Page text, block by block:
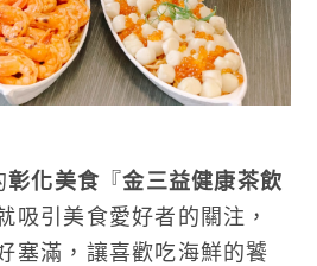
彰化美食 『金三益健康茶飲
吸引美食愛好者的關注，
塞滿，讓喜歡吃海鮮的饕